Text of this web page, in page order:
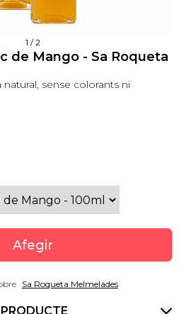
1 /2
de Mango - Sa Roqueta
sense colorants ni
Afegir
Sa Roqueta Melmelades